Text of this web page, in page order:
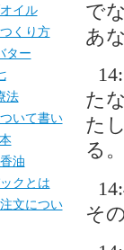
で
あ
た
た
る。
そ